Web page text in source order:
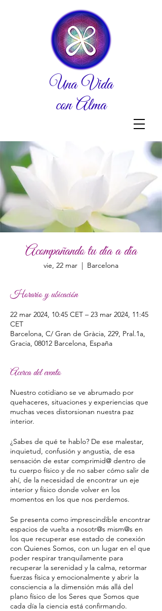
Una Vida
con Alma
Acompañando tu día a día
vie, 22 mar
  |
Barcelona
Horario y ubicación
22 mar 2024, 10:45 CET – 23 mar 2024, 11:45
CET
Barcelona, C/ Gran de Gràcia, 229, Pral.1a,
Gracia, 08012 Barcelona, España
Acerca del evento
Nuestro cotidiano se ve abrumado por
quehaceres, situaciones y experiencias que
muchas veces distorsionan nuestra paz
interior.
¿Sabes de qué te hablo? De ese malestar,
inquietud, confusión y angustia, de esa
sensación de estar comprimid@ dentro de
tu cuerpo físico y de no saber cómo salir de
ahí, de la necesidad de encontrar un eje
interior y físico donde volver en los
momentos en los que nos perdemos.
Se presenta como imprescindible encontrar
espacios de vuelta a nosotr@s mism@s en
los que recuperar ese estado de conexión
con Quienes Somos, con un lugar en el que
poder respirar tranquilamente para
recuperar la serenidad y la calma, retormar
fuerzas física y emocionalmente y abrir la
consciencia a la dimensión más allá del
plano físico de los Seres que Somos que
cada día la ciencia está confirmando.